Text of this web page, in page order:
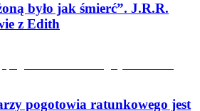
było jak śmierć”. J.R.R.
z Edith
pogotowia ratunkowego jest